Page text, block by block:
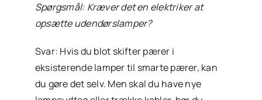
Spørgsmål: Kræver det en elektriker at
opsætte udendørslamper?
Svar: Hvis du blot skifter pærer i
eksisterende lamper til smarte pærer, kan
du gøre det selv. Men skal du have nye